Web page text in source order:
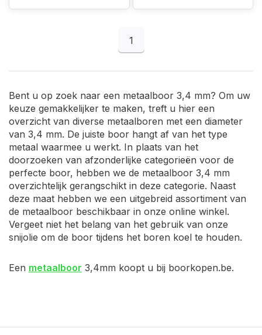
1
Bent u op zoek naar een metaalboor 3,4 mm? Om uw
keuze gemakkelijker te maken, treft u hier een
overzicht van diverse metaalboren met een diameter
van 3,4 mm. De juiste boor hangt af van het type
metaal waarmee u werkt. In plaats van het
doorzoeken van afzonderlijke categorieën voor de
perfecte boor, hebben we de metaalboor 3,4 mm
overzichtelijk gerangschikt in deze categorie. Naast
deze maat hebben we een uitgebreid assortiment van
de metaalboor beschikbaar in onze online winkel.
Vergeet niet het belang van het gebruik van onze
snijolie om de boor tijdens het boren koel te houden.
Een metaalboor 3,4mm koopt u bij boorkopen.be.